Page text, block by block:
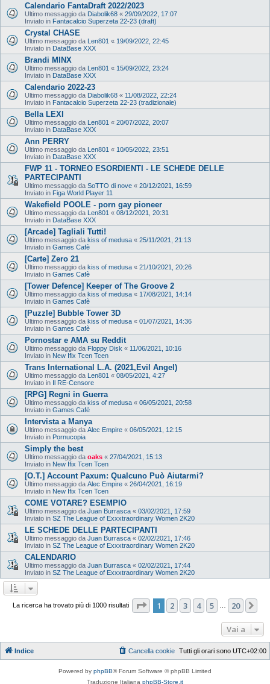
Calendario FantaDraft 2022/2023
Ultimo messaggio da Diabolik68 « 29/09/2022, 17:07
Inviato in Fantacalcio Superzeta 22-23 (draft)
Crystal CHASE
Ultimo messaggio da Len801 « 19/09/2022, 22:45
Inviato in DataBase XXX
Brandi MINX
Ultimo messaggio da Len801 « 15/09/2022, 23:24
Inviato in DataBase XXX
Calendario 2022-23
Ultimo messaggio da Diabolik68 « 11/08/2022, 22:24
Inviato in Fantacalcio Superzeta 22-23 (tradizionale)
Bella LEXI
Ultimo messaggio da Len801 « 20/07/2022, 20:07
Inviato in DataBase XXX
Ann PERRY
Ultimo messaggio da Len801 « 10/05/2022, 23:51
Inviato in DataBase XXX
FWP 11 - TORNEO ESORDIENTI - LE SCHEDE DELLE
PARTECIPANTI
Ultimo messaggio da SoTTO di nove « 20/12/2021, 16:59
Inviato in Figa World Player 11
Wakefield POOLE - porn gay pioneer
Ultimo messaggio da Len801 « 08/12/2021, 20:31
Inviato in DataBase XXX
[Arcade] Tagliali Tutti!
Ultimo messaggio da kiss of medusa « 25/11/2021, 21:13
Inviato in Games Cafè
[Carte] Zero 21
Ultimo messaggio da kiss of medusa « 21/10/2021, 20:26
Inviato in Games Cafè
[Tower Defence] Keeper of The Groove 2
Ultimo messaggio da kiss of medusa « 17/08/2021, 14:14
Inviato in Games Cafè
[Puzzle] Bubble Tower 3D
Ultimo messaggio da kiss of medusa « 01/07/2021, 14:36
Inviato in Games Cafè
Pornostar e AMA su Reddit
Ultimo messaggio da Floppy Disk « 11/06/2021, 10:16
Inviato in New Ifix Tcen Tcen
Trans International L.A. (2021,Evil Angel)
Ultimo messaggio da Len801 « 08/05/2021, 4:27
Inviato in Il RE-Censore
[RPG] Regni in Guerra
Ultimo messaggio da kiss of medusa « 06/05/2021, 20:58
Inviato in Games Cafè
Intervista a Manya
Ultimo messaggio da Alec Empire « 06/05/2021, 12:15
Inviato in Pornucopia
Simply the best
Ultimo messaggio da oaks « 27/04/2021, 15:13
Inviato in New Ifix Tcen Tcen
[O.T.] Account Paxum: Qualcuno Può Aiutarmi?
Ultimo messaggio da Alec Empire « 26/04/2021, 16:19
Inviato in New Ifix Tcen Tcen
COME VOTARE? ESEMPIO
Ultimo messaggio da Juan Burrasca « 03/02/2021, 17:59
Inviato in SZ The League of Exxxtraordinary Women 2K20
LE SCHEDE DELLE PARTECIPANTI
Ultimo messaggio da Juan Burrasca « 02/02/2021, 17:46
Inviato in SZ The League of Exxxtraordinary Women 2K20
CALENDARIO
Ultimo messaggio da Juan Burrasca « 02/02/2021, 17:44
Inviato in SZ The League of Exxxtraordinary Women 2K20
La ricerca ha trovato più di 1000 risultati Pagina di 20
1 2 3 4 5 20
Vai a
Indice Tutti gli orari sono UTC+02:00
Cancella cookie
Powered by phpBB® Forum Software © phpBB Limited
Traduzione Italiana phpBB-Store.it